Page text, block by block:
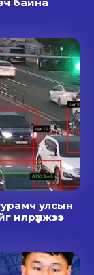
улсын
илрүүлжээ